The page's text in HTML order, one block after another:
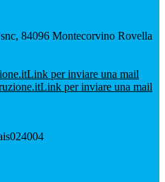
84096 Montecorvino Rovella
Link per inviare una mail
Link per inviare una mail